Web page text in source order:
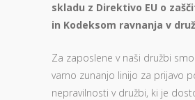
skladu z Direktivo EU o
in Kodeksom ravnanja v
Za zaposlene v naši družbi
varno zunanjo linijo za prijavo
nepravilnosti v družbi, ki je